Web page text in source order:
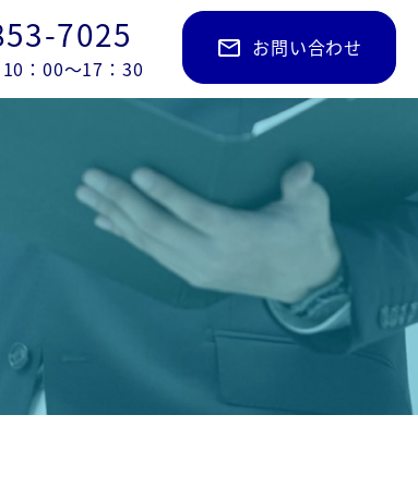
7025
：00～17：30
mail_outline お問い合わせ